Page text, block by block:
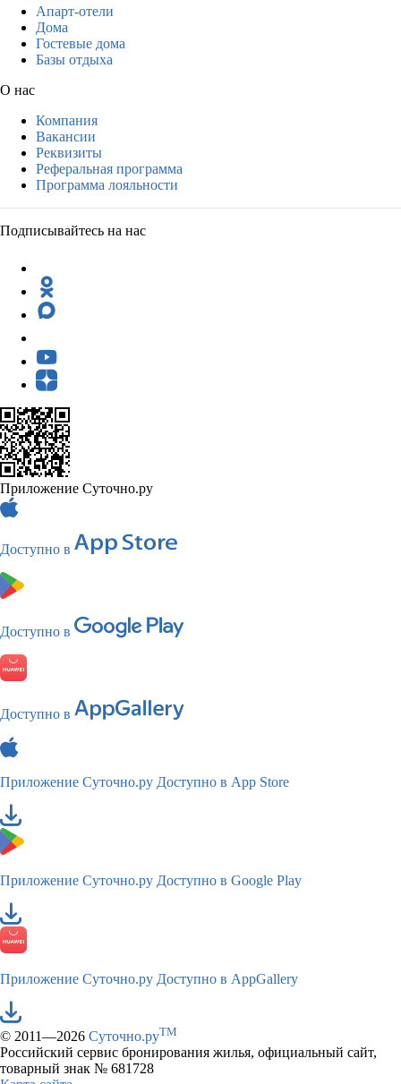
Апарт-отели
Дома
Гостевые дома
Базы отдыха
О нас
Компания
Вакансии
Реквизиты
Реферальная программа
Программа лояльности
Подписывайтесь на нас
Приложение Суточно.ру
Доступно в
Доступно в
Доступно в
Приложение Суточно.ру Доступно в App Store
Приложение Суточно.ру Доступно в Google Play
Приложение Суточно.ру Доступно в AppGallery
© 2011—2026 Суточно.руTM
Российский сервис бронирования жилья, официальный сайт,
товарный знак № 681728